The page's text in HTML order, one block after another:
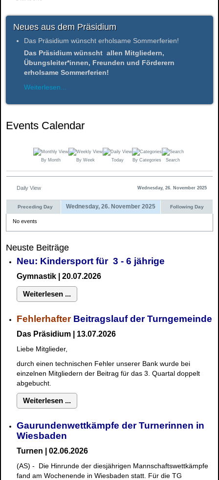
Neues aus dem Präsidium
Das Präsidium wünscht erholsame Sommerferien!
Das Präsidium wünscht allen Mitgliedern,
Übungsleiter*innen, Freunden und Förderern
erholsame Sommerferien!
Weiterlesen...
Events Calendar
By Month By Week Today By Categories Search
Daily View Wednesday, 26. November 2025
Preceding Day Wednesday, 26. November 2025 Following Day
No events
Neuste Beiträge
Neu: Kindersport für 3 - 6 jährige
Gymnastik | 20.07.2026
Weiterlesen ...
FehlerhafterBeitragslauf der Turngemeinde
Das Präsidium | 13.07.2026
Liebe Mitglieder,
durch einen technischen Fehler unserer Bank wurde bei
einzelnen Mitgliedern der Beitrag für das 3. Quartal doppelt
abgebucht.
Weiterlesen ...
Gaurundenwettkämpfe der Turnerinnen in
Wiesbaden
Turnen | 02.06.2026
(AS) - Die Hinrunde der diesjährigen Mannschaftswettkämpfe
fand am Wochenende in Wiesbaden statt. Für die TG